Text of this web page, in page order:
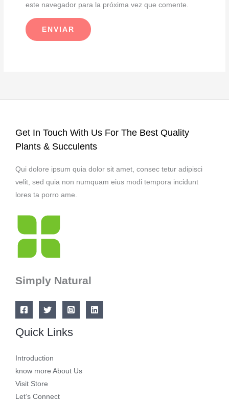
este navegador para la próxima vez que comente.
Get In Touch With Us For The Best Quality
Plants & Succulents
Qui dolore ipsum quia dolor sit amet, consec tetur adipisci
velit, sed quia non numquam eius modi tempora incidunt
lores ta porro ame.
Simply Natural
Quick Links
Introduction
know more About Us
Visit Store
Let’s Connect